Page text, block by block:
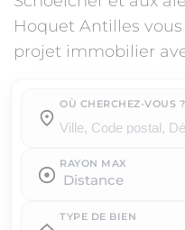
Hoquet Antilles
projet immobilier
OÙ CHERCHEZ-VOUS ?
RAYON MAX
TYPE DE BIEN